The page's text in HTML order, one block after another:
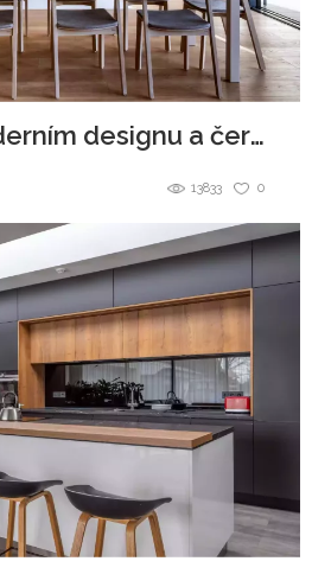
Kuchyně v moderním designu a černobílé kombinaci
0
13833